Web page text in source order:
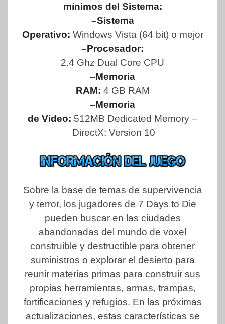
mínimos del Sistema:
–Sistema
Operativo: Windows Vista (64 bit) o mejor
–Procesador:
2.4 Ghz Dual Core CPU
–Memoria
RAM: 4 GB RAM
–Memoria
de Video: 512MB Dedicated Memory –
DirectX: Version 10
Sobre la base de temas de supervivencia
y terror, los jugadores de 7 Days to Die
pueden buscar en las ciudades
abandonadas del mundo de voxel
construible y destructible para obtener
suministros o explorar el desierto para
reunir materias primas para construir sus
propias herramientas, armas, trampas,
fortificaciones y refugios. En las próximas
actualizaciones, estas características se